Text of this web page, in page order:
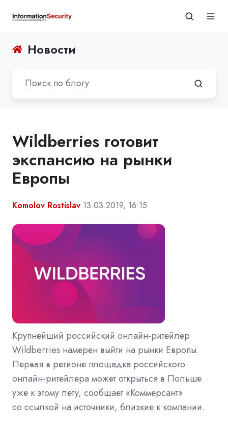
Новости
Wildberries готовит
экспансию на рынки
Европы
Komolov Rostislav 13.03.2019, 16:15
Крупнейший российский онлайн-ритейлер
Wildberries намерен выйти на рынки Европы.
Первая в регионе площадка российского
онлайн-ритейлера может открыться в Польше
уже к этому лету, сообщает «Коммерсант»
со ссылкой на источники, близкие к компании.